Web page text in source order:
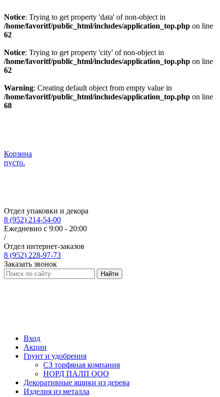
Notice: Trying to get property 'data' of non-object in
/home/favoritf/public_html/includes/application_top.php on line
62
Notice: Trying to get property 'city' of non-object in
/home/favoritf/public_html/includes/application_top.php on line
62
Warning: Creating default object from empty value in
/home/favoritf/public_html/includes/application_top.php on line
68
Корзина
пусто.
Отдел упаковки и декора
8 (952) 214-54-00
Ежедневно с 9:00 - 20:00
/
Отдел интернет-заказов
8 (952) 228-97-73
Заказать звонок
Найти
Вход
Акции
Грунт и удобрения
СЗ торфяная компания
НОРД ПАЛП ООО
Декоративные ящики из дерева
Изделия из металла